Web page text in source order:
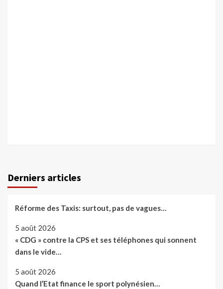
Derniers articles
Réforme des Taxis: surtout, pas de vagues…
5 août 2026
« CDG » contre la CPS et ses téléphones qui sonnent
dans le vide…
5 août 2026
Quand l’Etat finance le sport polynésien…